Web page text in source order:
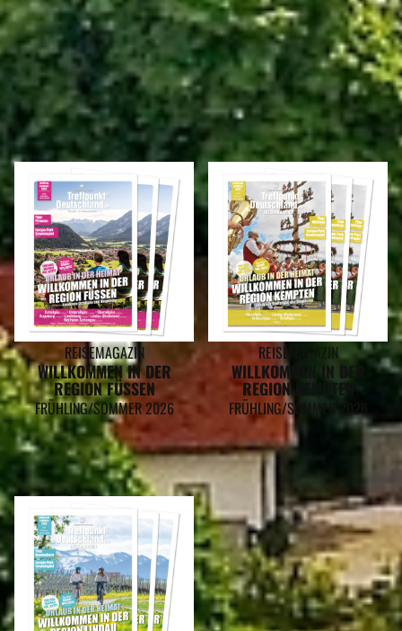
REISEMAGAZINE
IN DIESEN REISEMAGAZINEN FINDEN SIE DEN LANDKREIS LINDAU
(BODENSEE)
REISEMAGAZIN
WILLKOMMEN IN DER
REGION FÜSSEN
FRÜHLING/SOMMER 2026
REISEMAGAZIN
WILLKOMMEN IN DER
REGION KEMPTEN
FRÜHLING/SOMMER 2026